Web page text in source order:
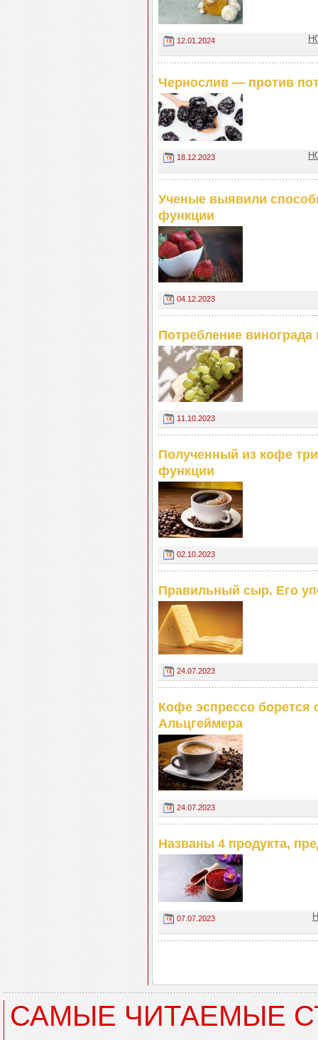
12.01.2024
Чернослив — против
18.12.2023
Ученые выявили
функции
04.12.2023
Потребление
11.10.2023
Полученный из кофе
функции
02.10.2023
Правильный сыр. Его
24.07.2023
Кофе эспрессо борется
Альцгеймера
24.07.2023
Названы 4 продукта,
07.07.2023
САМЫЕ ЧИТАЕМЫЕ